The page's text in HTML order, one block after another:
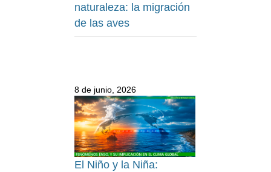
naturaleza: la migración
de las aves
8 de junio, 2026
El Niño y la Niña: